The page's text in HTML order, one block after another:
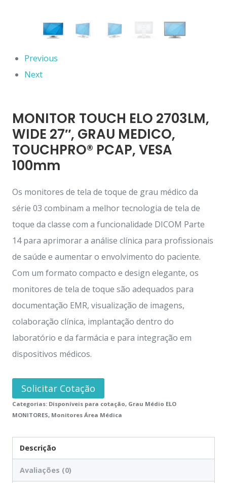
Previous
Next
MONITOR TOUCH ELO 2703LM,
WIDE 27″, GRAU MEDICO,
TOUCHPRO® PCAP, VESA
100mm
Os monitores de tela de toque de grau médico da
série 03 combinam a melhor tecnologia de tela de
toque da classe com a funcionalidade DICOM Parte
14 para aprimorar a análise clínica para profissionais
de saúde e aumentar o envolvimento do paciente.
Com um formato compacto e design elegante, os
monitores de tela de toque são adequados para
documentação EMR, visualização de imagens,
colaboração clínica, implantação dentro do
laboratório e da farmácia e para integração em
dispositivos médicos.
Solicitar Cotação
Categorias: Disponíveis para cotação, Grau Médio ELO
MONITORES, Monitores Área Médica
Descrição
Avaliações (0)